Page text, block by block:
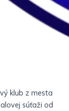
klub z mesta
súťaži od